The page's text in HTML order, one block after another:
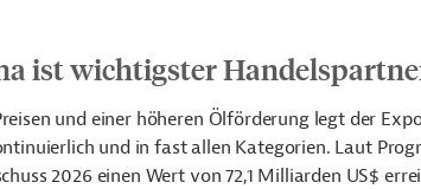
ist wichtigster
und einer höheren Ölförderung legt der
und in fast allen Kategorien. Laut
2026 einen Wert von 72,1 Milliarden US$